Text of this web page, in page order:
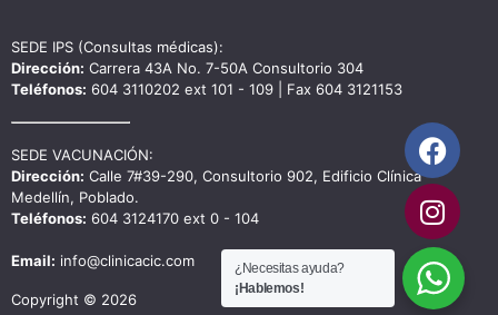
SEDE IPS (Consultas médicas):
Dirección: Carrera 43A No. 7-50A Consultorio 304
Teléfonos: 604 3110202 ext 101 - 109 | Fax 604 3121153
SEDE VACUNACIÓN:
Dirección: Calle 7#39-290, Consultorio 902, Edificio Clínica
Medellín, Poblado.
Teléfonos: 604 3124170 ext 0 - 104
Email: info@clinicacic.com
Copyright © 2026
¿Necesitas ayuda?
¡Hablemos!